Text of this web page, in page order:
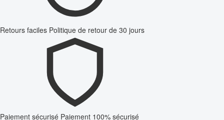
Retours faciles Politique de retour de 30 jours
Paiement sécurisé Paiement 100% sécurisé